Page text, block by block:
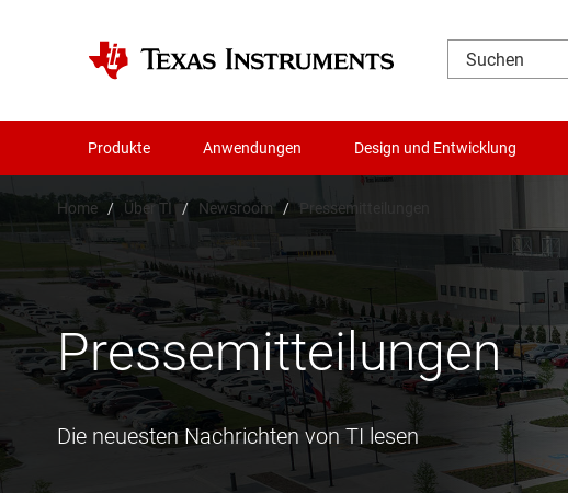
Produkte Anwendungen Design und Entwicklung
Home Über TI Newsroom Pressemitteilungen
Pressemitteilungen
Die neuesten Nachrichten von TI lesen